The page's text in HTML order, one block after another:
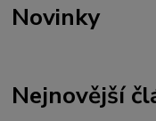
Novinky
Nejnovější